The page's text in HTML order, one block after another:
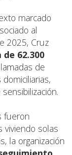
marcado
al
2025, Cruz
de 62.300
de
fueron
viviendo solas
la organización